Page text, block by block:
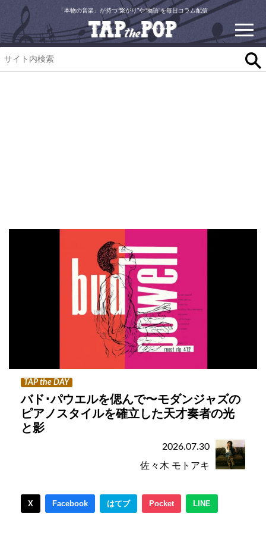
「本物の音楽」が持つ“繋がり”や“物語”を毎日コラム配信
TAP the DAY
バド･パウエルを偲んで〜モダンジャズの
ピアノスタイルを確立した天才奏者の光
と影
2026.07.30
佐々木 モトアキ
X Facebook はてブ Pocket LINE